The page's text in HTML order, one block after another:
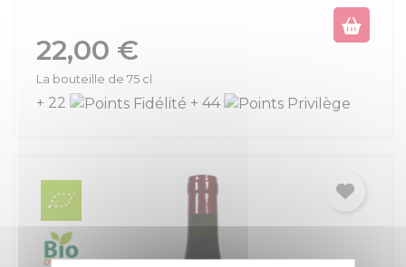
Prix
22,00 €
La bouteille de 75 cl
+ 22 + 44